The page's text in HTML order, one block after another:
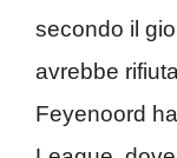
secondo il
avrebbe
Feyenoord